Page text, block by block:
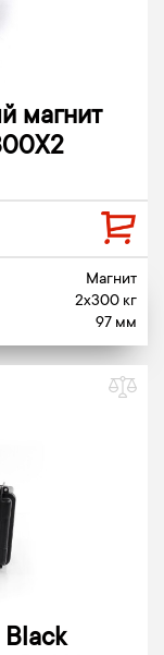
магнит
Магнит
2x300 кг
97 мм